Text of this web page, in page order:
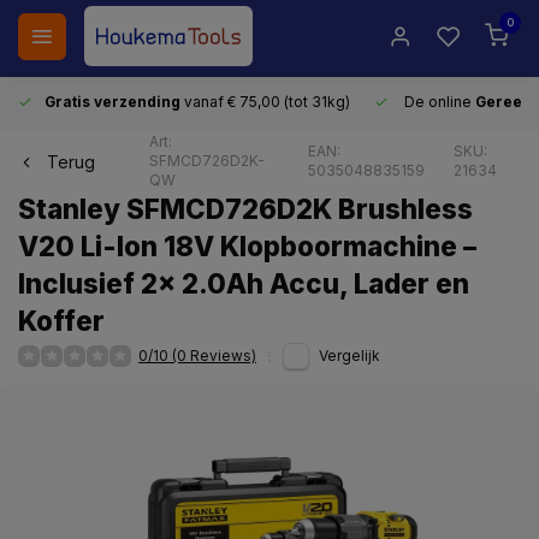
0
Gratis verzending vanaf € 75,00 (tot 31kg) De online
Terug
Art:
SFMCD726D2K-
QW
EAN:
5035048835159
SKU:
21634
Stanley SFMCD726D2K Brushless
V20 Li-Ion 18V Klopboormachine –
Inclusief 2x 2.0Ah Accu, Lader en
Koffer
0/10 (0 Reviews) Vergelijk